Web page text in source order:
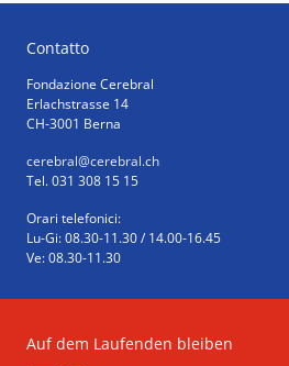
Contatto
Fondazione Cerebral
Erlachstrasse 14
CH-3001 Berna
cerebral@cerebral.ch
Tel. 031 308 15 15
Orari telefonici:
Lu-Gi: 08.30-11.30 / 14.00-16.45
Ve: 08.30-11.30
Auf dem Laufenden bleiben